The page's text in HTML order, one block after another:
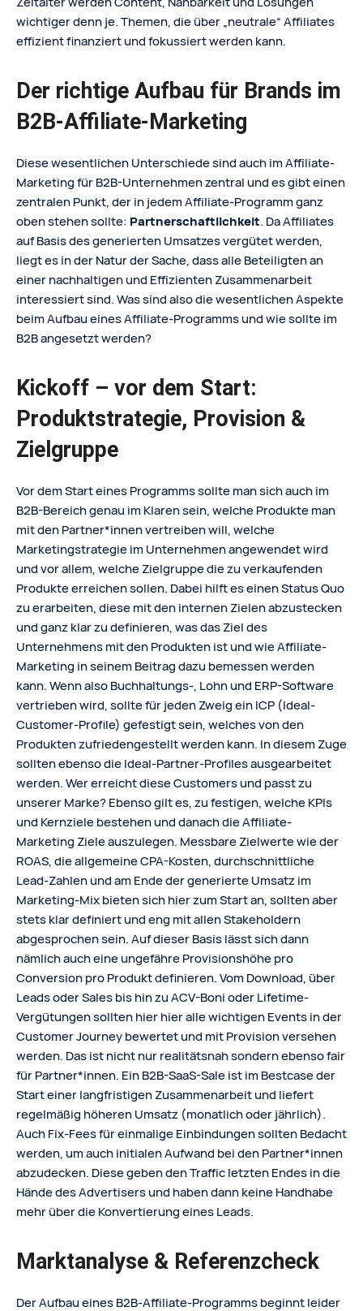
wichtiger denn je. Themen, die über „neutrale“ Affiliates
effizient finanziert und fokussiert werden kann.
Der richtige Aufbau für Brands im
B2B-Affiliate-Marketing
Diese wesentlichen Unterschiede sind auch im Affiliate-
Marketing für B2B-Unternehmen zentral und es gibt einen
zentralen Punkt, der in jedem Affiliate-Programm ganz
oben stehen sollte: Partnerschaftlichkeit. Da Affiliates
auf Basis des generierten Umsatzes vergütet werden,
liegt es in der Natur der Sache, dass alle Beteiligten an
einer nachhaltigen und Effizienten Zusammenarbeit
interessiert sind. Was sind also die wesentlichen Aspekte
beim Aufbau eines Affiliate-Programms und wie sollte im
B2B angesetzt werden?
Kickoff – vor dem Start:
Produktstrategie, Provision &
Zielgruppe
Vor dem Start eines Programms sollte man sich auch im
B2B-Bereich genau im Klaren sein, welche Produkte man
mit den Partner*innen vertreiben will, welche
Marketingstrategie im Unternehmen angewendet wird
und vor allem, welche Zielgruppe die zu verkaufenden
Produkte erreichen sollen. Dabei hilft es einen Status Quo
zu erarbeiten, diese mit den internen Zielen abzustecken
und ganz klar zu definieren, was das Ziel des
Unternehmens mit den Produkten ist und wie Affiliate-
Marketing in seinem Beitrag dazu bemessen werden
kann. Wenn also Buchhaltungs-, Lohn und ERP-Software
vertrieben wird, sollte für jeden Zweig ein ICP (Ideal-
Customer-Profile) gefestigt sein, welches von den
Produkten zufriedengestellt werden kann. In diesem Zuge
sollten ebenso die Ideal-Partner-Profiles ausgearbeitet
werden. Wer erreicht diese Customers und passt zu
unserer Marke? Ebenso gilt es, zu festigen, welche KPIs
und Kernziele bestehen und danach die Affiliate-
Marketing Ziele auszulegen. Messbare Zielwerte wie der
ROAS, die allgemeine CPA-Kosten, durchschnittliche
Lead-Zahlen und am Ende der generierte Umsatz im
Marketing-Mix bieten sich hier zum Start an, sollten aber
stets klar definiert und eng mit allen Stakeholdern
abgesprochen sein. Auf dieser Basis lässt sich dann
nämlich auch eine ungefähre Provisionshöhe pro
Conversion pro Produkt definieren. Vom Download, über
Leads oder Sales bis hin zu ACV-Boni oder Lifetime-
Vergütungen sollten hier hier alle wichtigen Events in der
Customer Journey bewertet und mit Provision versehen
werden. Das ist nicht nur realitätsnah sondern ebenso fair
für Partner*innen. Ein B2B-SaaS-Sale ist im Bestcase der
Start einer langfristigen Zusammenarbeit und liefert
regelmäßig höheren Umsatz (monatlich oder jährlich).
Auch Fix-Fees für einmalige Einbindungen sollten Bedacht
werden, um auch initialen Aufwand bei den Partner*innen
abzudecken. Diese geben den Traffic letzten Endes in die
Hände des Advertisers und haben dann keine Handhabe
mehr über die Konvertierung eines Leads.
Marktanalyse & Referenzcheck
Der Aufbau eines B2B‑Affiliate‑Programms beginnt leider